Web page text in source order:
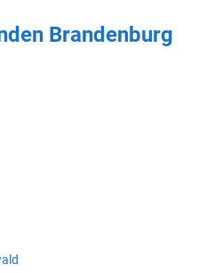
Brandenburg